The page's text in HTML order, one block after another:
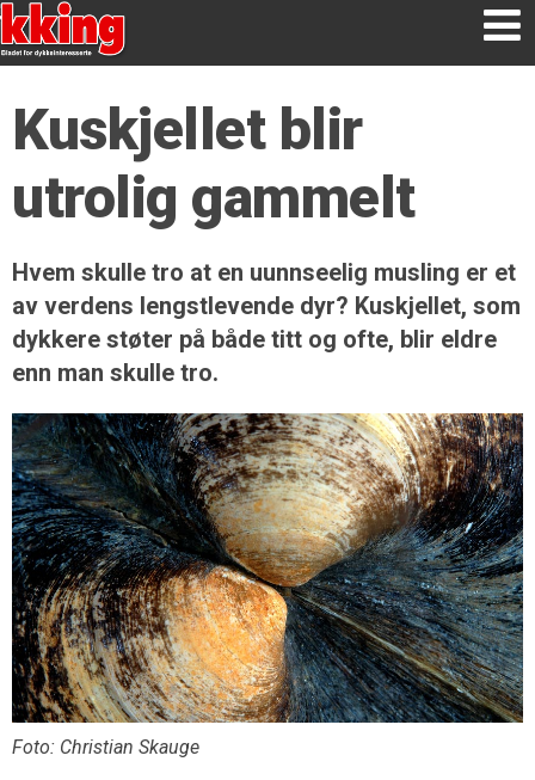
Kuskjellet blir
utrolig gammelt
Hvem skulle tro at en uunnseelig musling er et
av verdens lengstlevende dyr? Kuskjellet, som
dykkere støter på både titt og ofte, blir eldre
enn man skulle tro.
Foto: Christian Skauge